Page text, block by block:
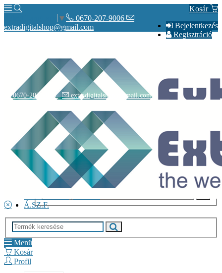
Kosár
Bejelentkezés
Regisztráció
▼
0670-207-9006
extradigitalshop@gmail.com
Rólunk
Elérhetőségeink
Vásárlás
Szállítás
Á.SZ.F.
0670-207-9006 extradigitalshop@gmail.com
Menü
Kosár
Profil